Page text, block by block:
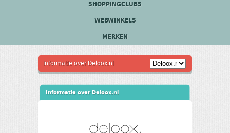
SHOPPINGCLUBS
WEBWINKELS
MERKEN
Informatie over Deloox.nl
Informatie over Deloox.nl